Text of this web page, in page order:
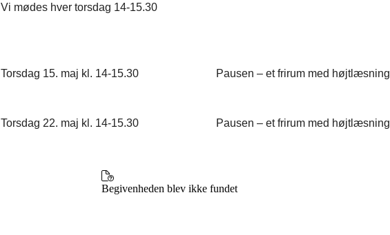
Vi mødes hver torsdag 14-15.30
Torsdag 15. maj kl. 14-15.30 Pausen – et frirum med højtlæsning
Torsdag 22. maj kl. 14-15.30 Pausen – et frirum med højtlæsning